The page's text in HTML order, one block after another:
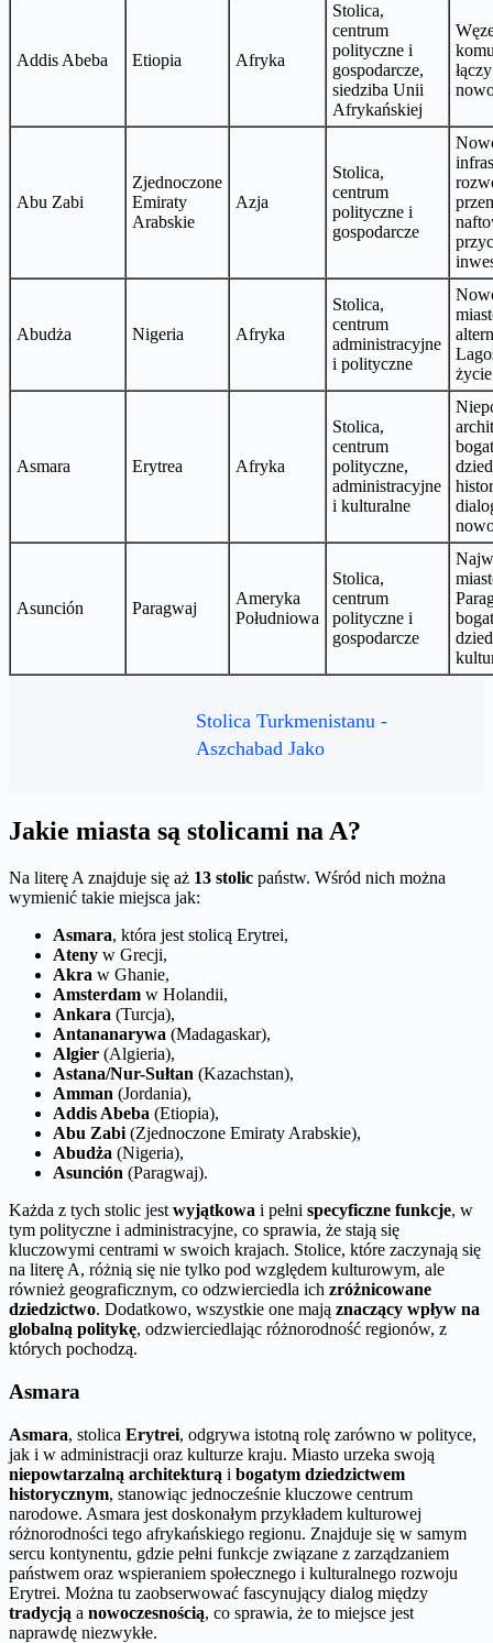
Addis Abeba Etiopia Afryka
Stolica,
centrum
polityczne i
gospodarcze,
siedziba Unii
Afrykańskiej
Abu Zabi
Zjednoczone
Emiraty
Arabskie
Azja
Stolica,
centrum
polityczne i
gospodarcze
Abudża Nigeria Afryka
Stolica,
centrum
administracyjne
i polityczne
Asmara Erytrea Afryka
Stolica,
centrum
polityczne,
administracyjne
i kulturalne
Asunción Paragwaj
Ameryka
Południowa
Stolica,
centrum
polityczne i
gospodarcze
Stolica Turkmenistanu -
Aszchabad Jako
Jakie miasta są stolicami na A?
Na literę A znajduje się aż 13 stolic państw. Wśród nich można
wymienić takie miejsca jak:
Asmara, która jest stolicą Erytrei,
Ateny w Grecji,
Akra w Ghanie,
Amsterdam w Holandii,
Ankara (Turcja),
Antananarywa (Madagaskar),
Algier (Algieria),
Astana/Nur-Sułtan (Kazachstan),
Amman (Jordania),
Addis Abeba (Etiopia),
Abu Zabi (Zjednoczone Emiraty Arabskie),
Abudża (Nigeria),
Asunción (Paragwaj).
Każda z tych stolic jest wyjątkowa i pełni specyficzne funkcje, w
tym polityczne i administracyjne, co sprawia, że stają się
kluczowymi centrami w swoich krajach. Stolice, które zaczynają się
na literę A, różnią się nie tylko pod względem kulturowym, ale
również geograficznym, co odzwierciedla ich zróżnicowane
dziedzictwo. Dodatkowo, wszystkie one mają znaczący wpływ na
globalną politykę, odzwierciedlając różnorodność regionów, z
których pochodzą.
Asmara
Asmara, stolica Erytrei, odgrywa istotną rolę zarówno w polityce,
jak i w administracji oraz kulturze kraju. Miasto urzeka swoją
niepowtarzalną architekturą i bogatym dziedzictwem
historycznym, stanowiąc jednocześnie kluczowe centrum
narodowe. Asmara jest doskonałym przykładem kulturowej
różnorodności tego afrykańskiego regionu. Znajduje się w samym
sercu kontynentu, gdzie pełni funkcje związane z zarządzaniem
państwem oraz wspieraniem społecznego i kulturalnego rozwoju
Erytrei. Można tu zaobserwować fascynujący dialog między
tradycją a nowoczesnością, co sprawia, że to miejsce jest
naprawdę niezwykłe.